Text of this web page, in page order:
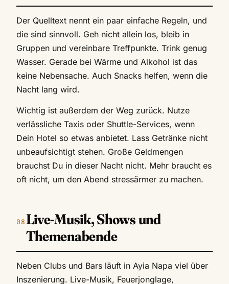
Der Quelltext nennt ein paar einfache Regeln, und
die sind sinnvoll. Geh nicht allein los, bleib in
Gruppen und vereinbare Treffpunkte. Trink genug
Wasser. Gerade bei Wärme und Alkohol ist das
keine Nebensache. Auch Snacks helfen, wenn die
Nacht lang wird.
Wichtig ist außerdem der Weg zurück. Nutze
verlässliche Taxis oder Shuttle-Services, wenn
Dein Hotel so etwas anbietet. Lass Getränke nicht
unbeaufsichtigt stehen. Große Geldmengen
brauchst Du in dieser Nacht nicht. Mehr braucht es
oft nicht, um den Abend stressärmer zu machen.
Live-Musik, Shows und
Themenabende
Neben Clubs und Bars läuft in Ayia Napa viel über
Inszenierung. Live-Musik, Feuerjonglage,